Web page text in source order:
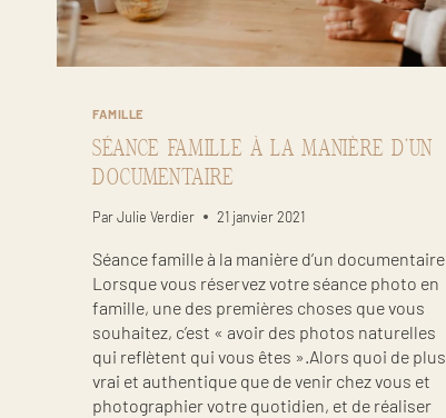
FAMILLE
SÉANCE FAMILLE À LA MANIÈRE D’UN
DOCUMENTAIRE
ParJulie Verdier 21 janvier 2021
Séance famille à la manière d’un documentaire
Lorsque vous réservez votre séance photo en
famille, une des premières choses que vous
souhaitez, c’est « avoir des photos naturelles
qui reflètent qui vous êtes ».Alors quoi de plus
vrai et authentique que de venir chez vous et
photographier votre quotidien, et de réaliser